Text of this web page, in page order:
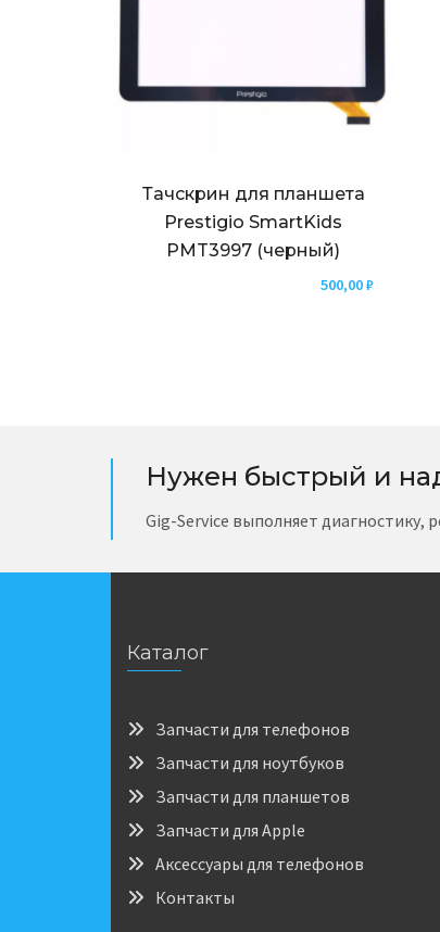
Тачскрин для планшета
Prestigio SmartKids
PMT3997 (черный)
500,00₽
Нужен быстрый и
Gig-Service выполняет диагностику,
Каталог
Запчасти для телефонов
Запчасти для ноутбуков
Запчасти для планшетов
Запчасти для Apple
Аксессуары для телефонов
Контакты